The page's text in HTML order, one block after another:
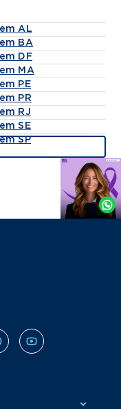
AL
BA
DF
MA
PE
PR
RJ
SE
SP
Agende
Whatsapp